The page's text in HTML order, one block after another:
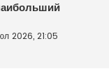
2026, 21:05